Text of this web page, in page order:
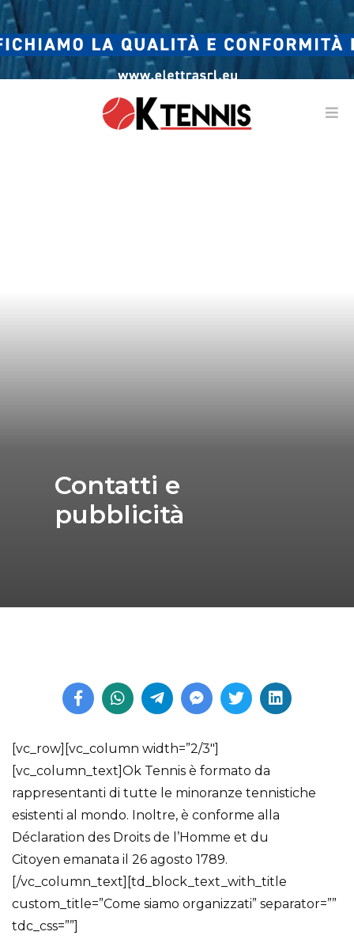
Contatti e
pubblicità
[vc_row][vc_column width=”2/3″]
[vc_column_text]Ok Tennis è formato da
rappresentanti di tutte le minoranze tennistiche
esistenti al mondo. Inoltre, è conforme alla
Déclaration des Droits de l’Homme et du
Citoyen emanata il 26 agosto 1789.
[/vc_column_text][td_block_text_with_title
custom_title=”Come siamo organizzati” separator=””
tdc_css=””]